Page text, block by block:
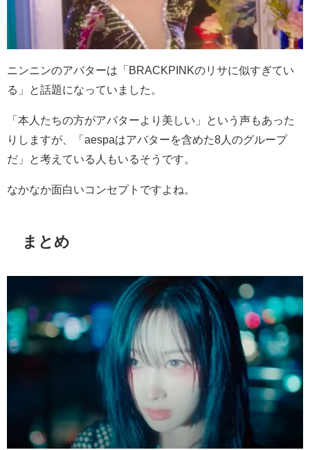
ニンニンのアバターは「BRACKPINKのリサに似すぎてい
る」と話題になっていました。
「本人たちの方がアバターより美しい」という声もあった
りしますが、「aespaはアバターを含めた8人のグループ
だ」と考えている人もいるそうです。
なかなか面白いコンセプトですよね。
まとめ